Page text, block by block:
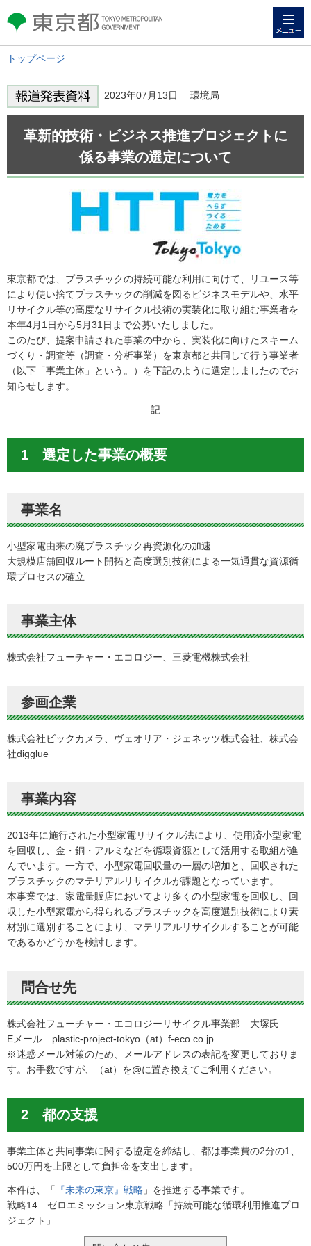
東京都 TOKYO METROPOLITAN
GOVERNMENT
トップページ
2023年07月13日 環境局
革新的技術・ビジネス推進プロジェクトに
係る事業の選定について
東京都では、プラスチックの持続可能な利用に向けて、リユース等
により使い捨てプラスチックの削減を図るビジネスモデルや、水平
リサイクル等の高度なリサイクル技術の実装化に取り組む事業者を
本年4月1日から5月31日まで公募いたしました。
このたび、提案申請された事業の中から、実装化に向けたスキーム
づくり・調査等（調査・分析事業）を東京都と共同して行う事業者
（以下「事業主体」という。）を下記のように選定しましたのでお
知らせします。
記
1 選定した事業の概要
事業名
小型家電由来の廃プラスチック再資源化の加速
大規模店舗回収ルート開拓と高度選別技術による一気通貫な資源循
環プロセスの確立
事業主体
株式会社フューチャー・エコロジー、三菱電機株式会社
参画企業
株式会社ビックカメラ、ヴェオリア・ジェネッツ株式会社、株式会
社digglue
事業内容
2013年に施行された小型家電リサイクル法により、使用済小型家電
を回収し、金・銅・アルミなどを循環資源として活用する取組が進
んでいます。一方で、小型家電回収量の一層の増加と、回収された
プラスチックのマテリアルリサイクルが課題となっています。
本事業では、家電量販店においてより多くの小型家電を回収し、回
収した小型家電から得られるプラスチックを高度選別技術により素
材別に選別することにより、マテリアルリサイクルすることが可能
であるかどうかを検討します。
問合せ先
株式会社フューチャー・エコロジーリサイクル事業部 大塚氏
Eメール plastic-project-tokyo（at）f-eco.co.jp
※迷惑メール対策のため、メールアドレスの表記を変更しておりま
す。お手数ですが、（at）を@に置き換えてご利用ください。
2 都の支援
事業主体と共同事業に関する協定を締結し、都は事業費の2分の1、
500万円を上限として負担金を支出します。
本件は、「 『未来の東京』戦略 」を推進する事業です。
戦略14 ゼロエミッション東京戦略「持続可能な循環利用推進プロ
ジェクト」